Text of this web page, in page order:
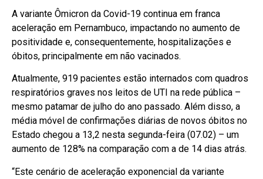
A variante Ômicron da Covid-19 continua em franca
aceleração em Pernambuco, impactando no aumento de
positividade e, consequentemente, hospitalizações e
óbitos, principalmente em não vacinados.
Atualmente, 919 pacientes estão internados com quadros
respiratórios graves nos leitos de UTI na rede pública –
mesmo patamar de julho do ano passado. Além disso, a
média móvel de confirmações diárias de novos óbitos no
Estado chegou a 13,2 nesta segunda-feira (07.02) – um
aumento de 128% na comparação com a de 14 dias atrás.
“Este cenário de aceleração exponencial da variante